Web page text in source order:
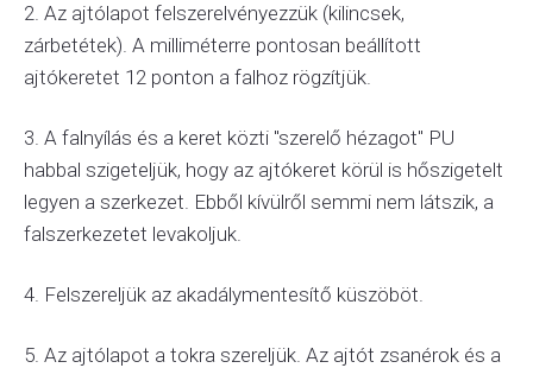
2. Az ajtólapot felszerelvényezzük (kilincsek,
zárbetétek). A milliméterre pontosan beállított
ajtókeretet 12 ponton a falhoz rögzítjük.
3. A falnyílás és a keret közti "szerelő hézagot" PU
habbal szigeteljük, hogy az ajtókeret körül is hőszigetelt
legyen a szerkezet. Ebből kívülről semmi nem látszik, a
falszerkezetet levakoljuk.
4. Felszereljük az akadálymentesítő küszöböt.
5. Az ajtólapot a tokra szereljük. Az ajtót zsanérok és a